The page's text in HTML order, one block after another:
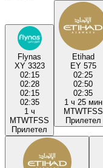
Flynas
XY 3323
02:15
02:28
02:15
02:35
1 ч
MTWTFSS
Прилетел
Etihad
EY 575
02:25
02:50
02:35
1 ч 25 мин
MTWTFSS
Прилетел